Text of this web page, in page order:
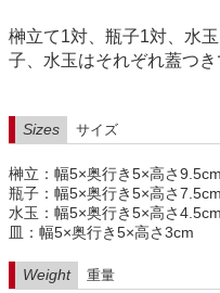
榊立て1対、瓶子1対、水
子、水玉はそれぞれ蓋つき
Sizes サイズ
榊立：幅5×奥行き5×高さ9.5cm
瓶子：幅5×奥行き5×高さ7.5cm
水玉：幅5×奥行き5×高さ4.5cm
皿：幅5×奥行き5×高さ3cm
Weight 重量